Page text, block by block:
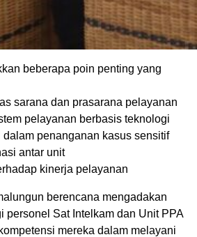
beberapa poin penting yang
sarana dan prasarana pelayanan
pelayanan berbasis teknologi
penanganan kasus sensitif
antar unit
kinerja pelayanan
berencana mengadakan
personel Sat Intelkam dan Unit PPA
mereka dalam melayani